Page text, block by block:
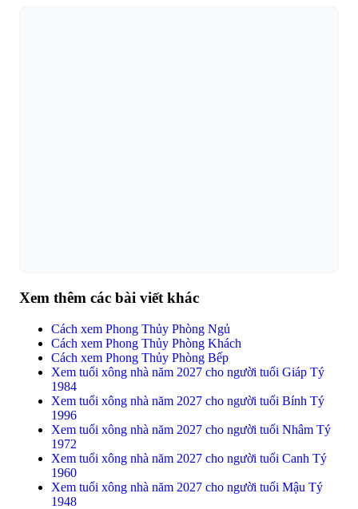
Xem thêm các bài viết khác
Cách xem Phong Thủy Phòng Ngủ
Cách xem Phong Thủy Phòng Khách
Cách xem Phong Thủy Phòng Bếp
Xem tuổi xông nhà năm 2027 cho người tuổi Giáp Tý
1984
Xem tuổi xông nhà năm 2027 cho người tuổi Bính Tý
1996
Xem tuổi xông nhà năm 2027 cho người tuổi Nhâm Tý
1972
Xem tuổi xông nhà năm 2027 cho người tuổi Canh Tý
1960
Xem tuổi xông nhà năm 2027 cho người tuổi Mậu Tý
1948